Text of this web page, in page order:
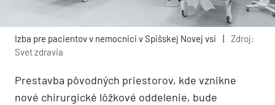
Izba pre pacientov v nemocnici v Spišskej Novej vsi
Zdroj:
Svet zdravia
Prestavba pôvodných priestorov, kde vznikne
nové chirurgické lôžkové oddelenie, bude